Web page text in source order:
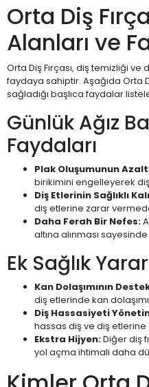
Orta Diş
Alanları ve
Orta Diş Fırçası, diş temizliği ve
faydaya sahiptir. Aşağıda Orta
sağladığı başlıca faydalar
Günlük Ağız
Faydaları
Plak Oluşumunun
birikimini engelleyerek
Diş Etlerinin Sağlıklı
diş etlerine zarar
Daha Ferah Bir Nefes:
altına alınması
Ek Sağlık
Kan Dolaşımının
diş etlerinde kan
Diş Hassasiyeti
hassas diş ve diş
Ekstra Hijyen:Diğer diş
yol açma ihtimali daha